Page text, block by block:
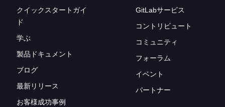
クイックスタートガイ
ド
学ぶ
製品ドキュメント
ブログ
最新リリース
お客様成功事例
GitLabサービス
コントリビュート
コミュニティ
フォーラム
イベント
パートナー